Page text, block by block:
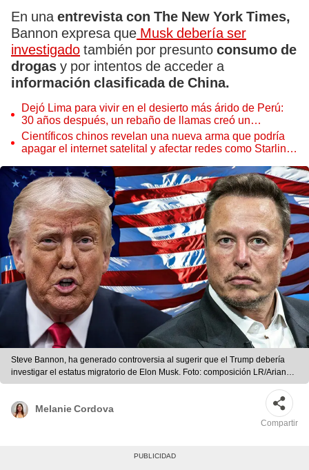
En una entrevista con The New York Times,
Bannon expresa que Musk debería ser
investigado también por presunto consumo de
drogas y por intentos de acceder a
información clasificada de China.
Dejó Lima para vivir en el desierto más árido de Perú:
30 años después, un rebaño de llamas creó un
sorprendente ecosistema
Científicos chinos revelan una nueva arma que podría
apagar el internet satelital y afectar redes como Starlink
Steve Bannon, ha generado controversia al sugerir que el Trump debería
investigar el estatus migratorio de Elon Musk. Foto: composición LR/Ariana
Espinoza/AP
Melanie Cordova
Compartir